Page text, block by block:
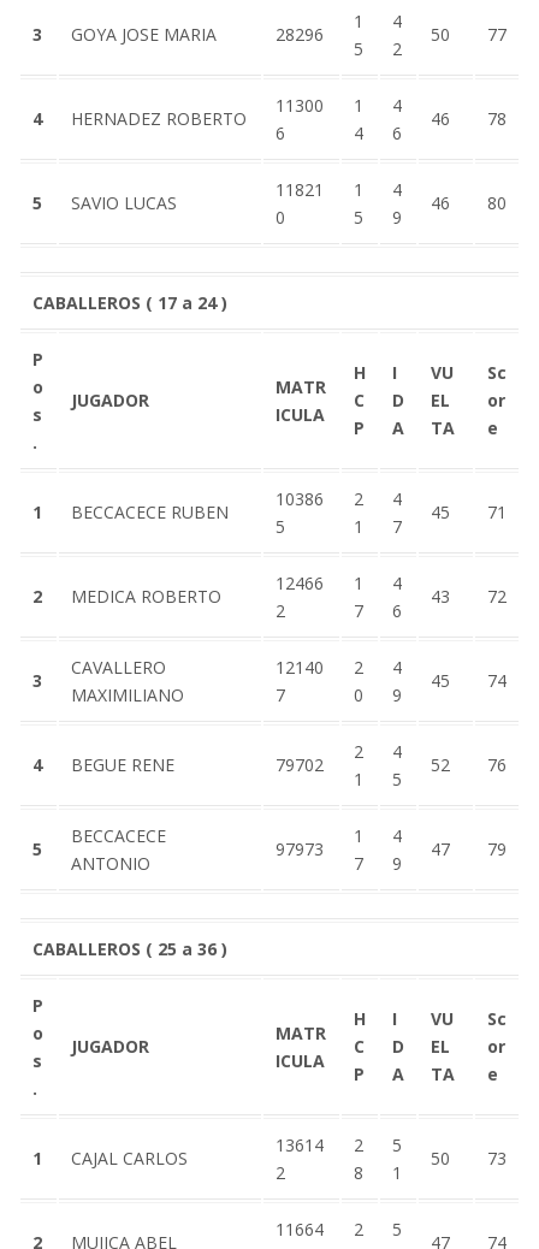
3 GOYA JOSE MARIA 28296
1
5
4
2
50 77
4 HERNADEZ ROBERTO
11300
6
1
4
4
6
46 78
5 SAVIO LUCAS
11821
0
1
5
4
9
46 80
CABALLEROS ( 17 a 24 )
P
o
s
.
JUGADOR
MATR
ICULA
H
C
P
I
D
A
VU
EL
TA
Sc
or
e
1 BECCACECE RUBEN
10386
5
2
1
4
7
45 71
2 MEDICA ROBERTO
12466
2
1
7
4
6
43 72
3
CAVALLERO
MAXIMILIANO
12140
7
2
0
4
9
45 74
4 BEGUE RENE 79702
2
1
4
5
52 76
5
BECCACECE
ANTONIO
97973
1
7
4
9
47 79
CABALLEROS ( 25 a 36 )
P
o
s
.
JUGADOR
MATR
ICULA
H
C
P
I
D
A
VU
EL
TA
Sc
or
e
1 CAJAL CARLOS
13614
2
2
8
5
1
50 73
2 MUJICA ABEL
11664
2
5
47 74